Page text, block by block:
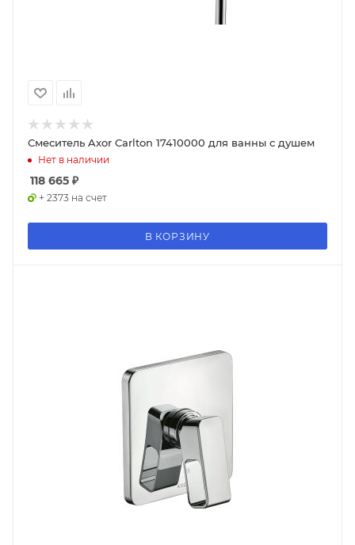
Смеситель Axor Carlton 17410000 для ванны с душем
Нет в наличии
118 665 ₽
+ 2373 на счет
В КОРЗИНУ